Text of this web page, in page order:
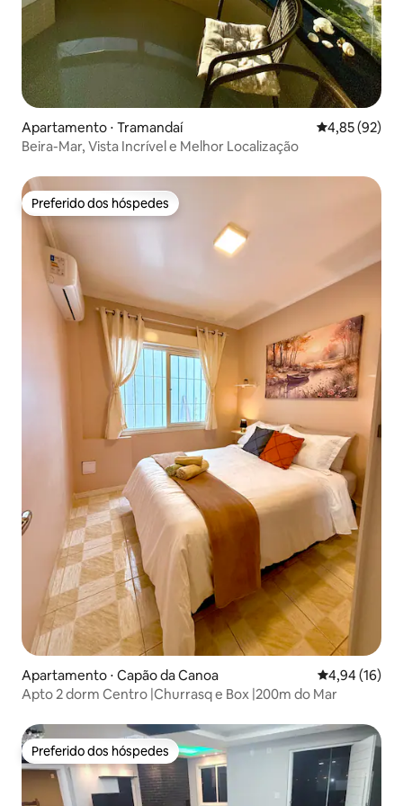
Apartamento ⋅ Tramandaí 4,85 de uma
4,85 (92)
Beira-Mar, Vista Incrível e Melhor Localização
Preferido dos hóspedes
Preferido dos hóspedes
Apartamento ⋅ Capão da Canoa 4,94 de uma
4,94 (16)
Apto 2 dorm Centro |Churrasq e Box |200m do Mar
Preferido dos hóspedes
Preferido dos hóspedes